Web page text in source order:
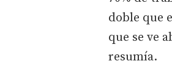
doble que
que se ve
resumía.